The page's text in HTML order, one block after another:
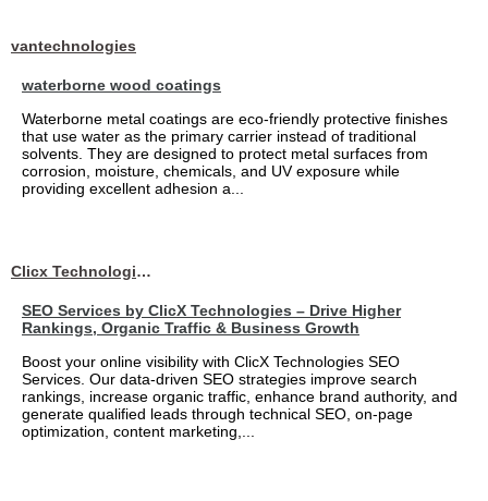
vantechnologies
waterborne wood coatings
Waterborne metal coatings are eco-friendly protective finishes
that use water as the primary carrier instead of traditional
solvents. They are designed to protect metal surfaces from
corrosion, moisture, chemicals, and UV exposure while
providing excellent adhesion a...
Clicx Technologies
SEO Services by ClicX Technologies – Drive Higher
Rankings, Organic Traffic & Business Growth
Boost your online visibility with ClicX Technologies SEO
Services. Our data-driven SEO strategies improve search
rankings, increase organic traffic, enhance brand authority, and
generate qualified leads through technical SEO, on-page
optimization, content marketing,...